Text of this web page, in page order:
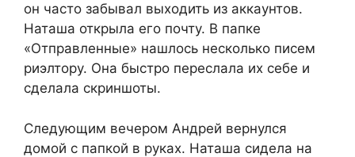
он часто забывал выходить из аккаунтов.
Наташа открыла его почту. В папке
«Отправленные» нашлось несколько писем
риэлтору. Она быстро переслала их себе и
сделала скриншоты.
Следующим вечером Андрей вернулся
домой с папкой в руках. Наташа сидела на